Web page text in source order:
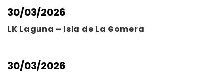
30/03/2026
LK Laguna – Isla de La Gomera
30/03/2026